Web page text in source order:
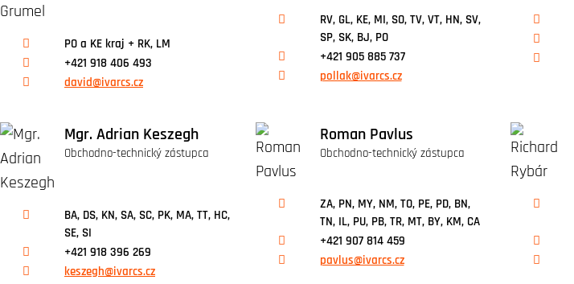
PO a KE kraj + RK, LM
+421 918 406 493
david@ivarcs.cz
RV, GL, KE, MI, SO, TV, VT, HN, SV,
SP, SK, BJ, PO
+421 905 885 737
pollak@ivarcs.cz
Mgr. Adrian Keszegh
Obchodno-technický zástupca
BA, DS, KN, SA, SC, PK, MA, TT, HC,
SE, SI
+421 918 396 269
keszegh@ivarcs.cz
Roman Pavlus
Obchodno-technický zástupca
ZA, PN, MY, NM, TO, PE, PD, BN,
TN, IL, PU, PB, TR, MT, BY, KM, CA
+421 907 814 459
pavlus@ivarcs.cz